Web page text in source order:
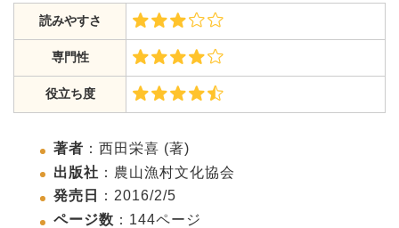
読みやすさ
専門性
役立ち度
著者 ： 西田栄喜 (著)
出版社 ： 農山漁村文化協会
発売日
： 2016/2/5
ページ数 ：144ページ